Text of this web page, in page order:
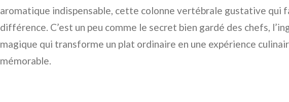
aromatique indispensable, cette colonne vertébrale gustative qui
différence. C’est un peu comme le secret bien gardé des chefs,
magique qui transforme un plat ordinaire en une expérience
mémorable.